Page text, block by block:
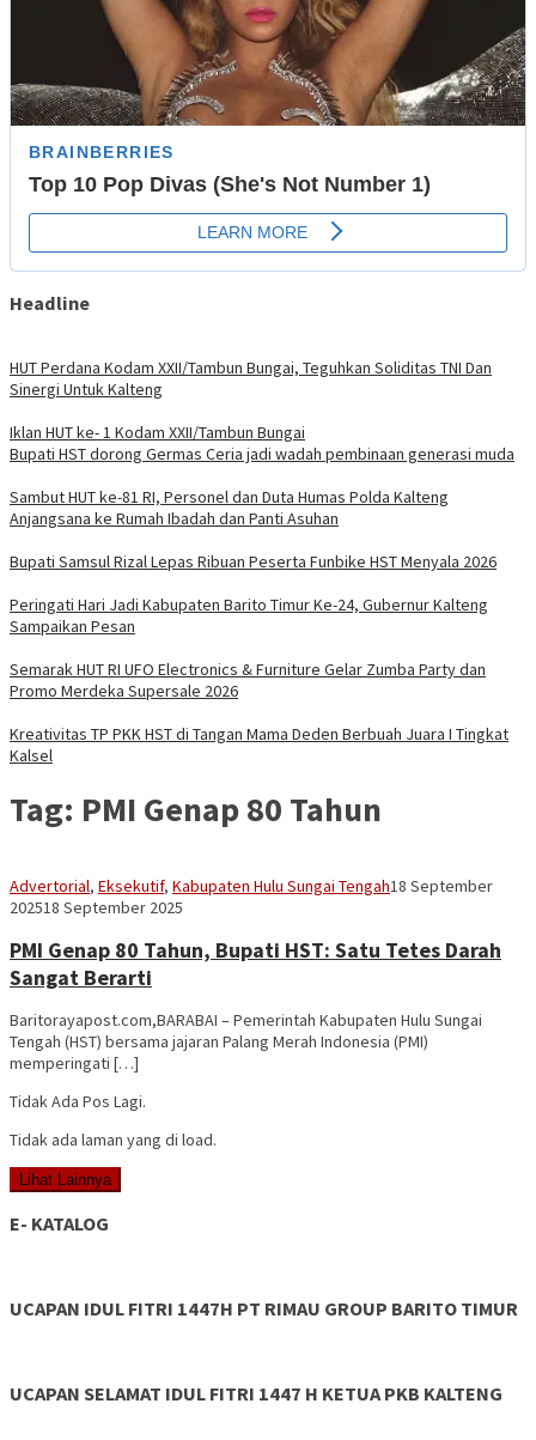
Headline
HUT Perdana Kodam XXII/Tambun Bungai, Teguhkan Soliditas TNI Dan
Sinergi Untuk Kalteng
Iklan HUT ke- 1 Kodam XXII/Tambun Bungai
Bupati HST dorong Germas Ceria jadi wadah pembinaan generasi muda
Sambut HUT ke-81 RI, Personel dan Duta Humas Polda Kalteng
Anjangsana ke Rumah Ibadah dan Panti Asuhan
Bupati Samsul Rizal Lepas Ribuan Peserta Funbike HST Menyala 2026
Peringati Hari Jadi Kabupaten Barito Timur Ke-24, Gubernur Kalteng
Sampaikan Pesan
Semarak HUT RI UFO Electronics & Furniture Gelar Zumba Party dan
Promo Merdeka Supersale 2026
Kreativitas TP PKK HST di Tangan Mama Deden Berbuah Juara I Tingkat
Kalsel
Tag: PMI Genap 80 Tahun
Advertorial, Eksekutif, Kabupaten Hulu Sungai TengahVananta
18 September
202518 September 2025
PMI Genap 80 Tahun, Bupati HST: Satu Tetes Darah
Sangat Berarti
Baritorayapost.com,BARABAI – Pemerintah Kabupaten Hulu Sungai
Tengah (HST) bersama jajaran Palang Merah Indonesia (PMI)
memperingati […]
Tidak Ada Pos Lagi.
Tidak ada laman yang di load.
Lihat Lainnya
E- KATALOG
UCAPAN IDUL FITRI 1447H PT RIMAU GROUP BARITO TIMUR
UCAPAN SELAMAT IDUL FITRI 1447 H KETUA PKB KALTENG